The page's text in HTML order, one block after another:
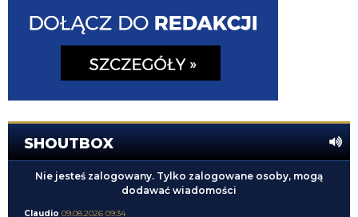
SHOUTBOX
Nie jesteś zalogowany. Tylko zalogowane osoby, mogą
dodawać wiadomości
Claudio 09.08.2026 09:34